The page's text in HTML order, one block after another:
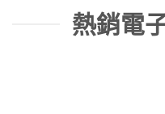
熱銷電